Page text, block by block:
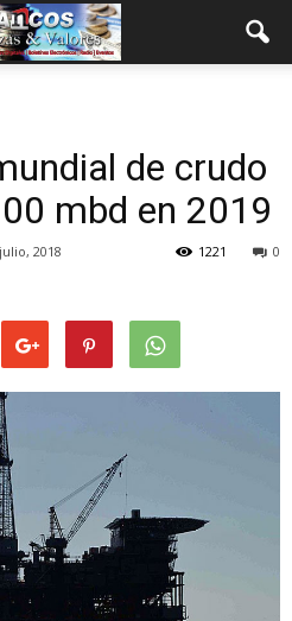
de crudo
mbd en 2019
2018 0
1221